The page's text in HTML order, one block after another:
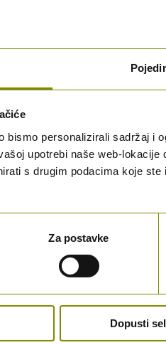
bismo personalizirali sadržaj i
upotrebi naše web-
s drugim podacima koje
Za postavke
Dopusti